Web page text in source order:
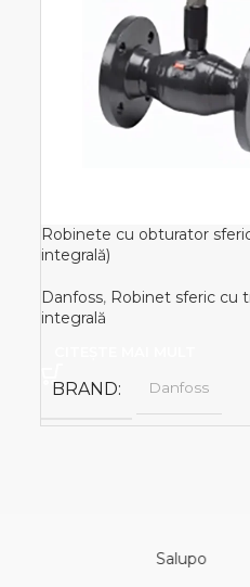
Robinete cu obturator
integrală)
Danfoss, Robinet sferic cu
integrală
BRAND Danfoss